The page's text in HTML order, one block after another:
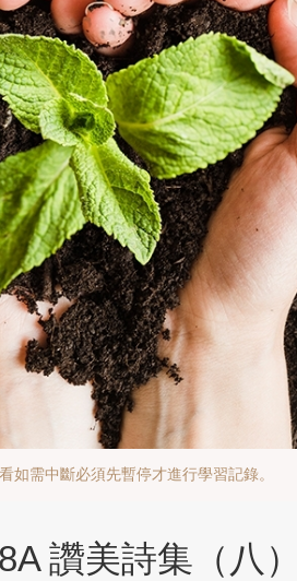
如需中斷必須先暫停才進行學習記錄。
讚美詩集（八）